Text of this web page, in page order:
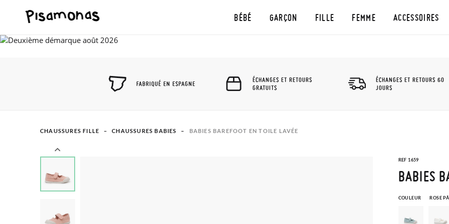
BÉBÉ GARÇON FILLE FEMME ACCESSOIRES
FABRIQUÉ EN ESPAGNE
ÉCHANGES ET RETOURS
GRATUITS
ÉCHANGES ET RETOURS 60
JOURS
CHAUSSURES FILLE CHAUSSURES BABIES BABIES BAREFOOT EN TOILE LAVÉE
REF 1659
BABIES
COULEUR ROSE